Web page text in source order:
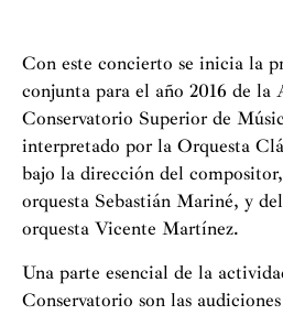
Con este concierto se inicia la
conjunta para el año 2016 de la
Conservatorio Superior de
interpretado por la Orquesta
bajo la dirección del
orquesta Sebastián Mariné, y
orquesta Vicente Martínez.
Una parte esencial de la
Conservatorio son las